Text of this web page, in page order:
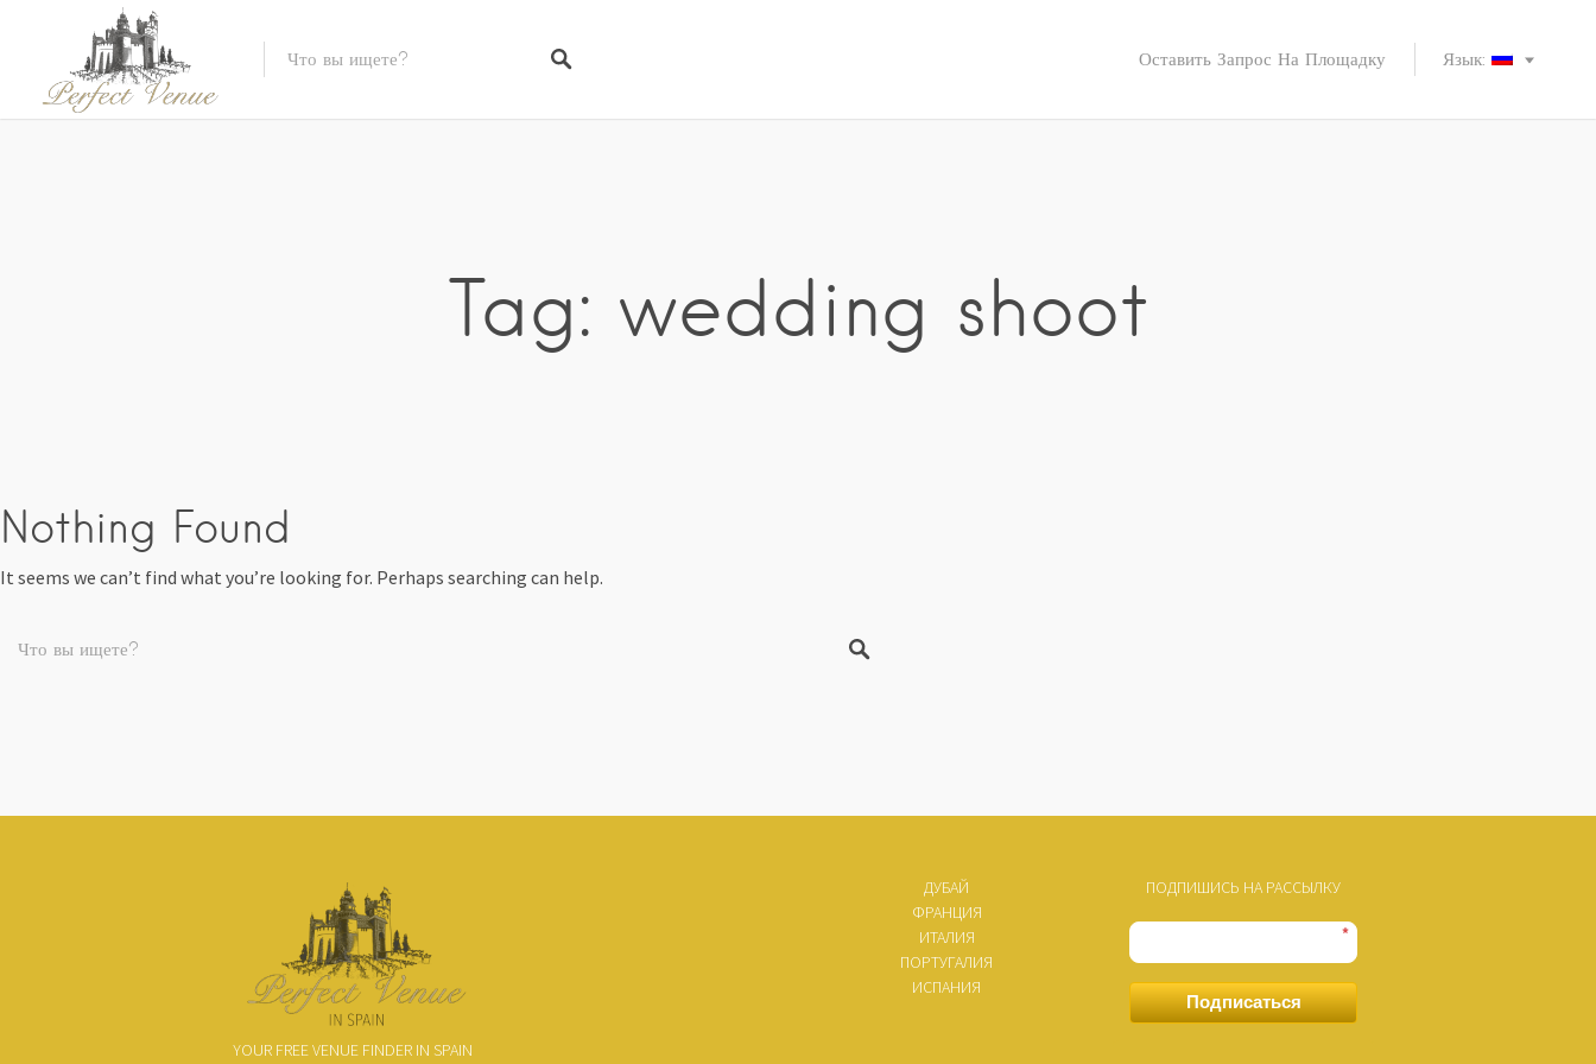
Оставить Запрос На Площадку Язык:
Tag: wedding shoot
Nothing Found
It seems we can’t find what you’re looking for. Perhaps searching can help.
YOUR FREE VENUE FINDER IN SPAIN
ДУБАЙ
ФРАНЦИЯ
ИТАЛИЯ
ПОРТУГАЛИЯ
ИСПАНИЯ
ПОДПИШИСЬ НА РАССЫЛКУ
*
Подписаться